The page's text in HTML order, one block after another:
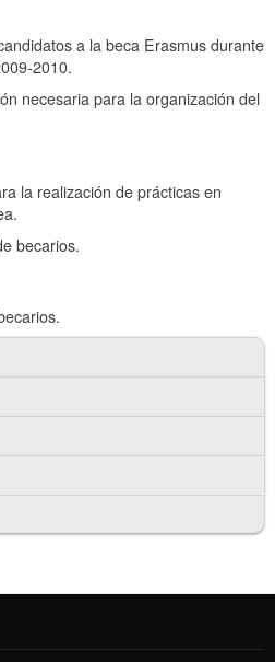
a la beca Erasmus durante
2010.
necesaria para la organización del
la realización de prácticas en
becarios.